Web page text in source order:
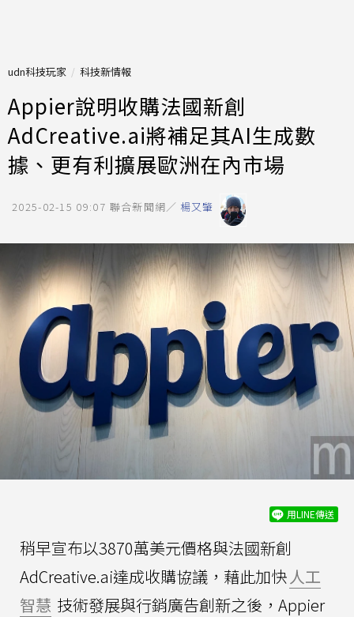
udn科技玩家 科技新情報
Appier說明收購法國新創
AdCreative.ai將補足其AI生成數
據、更有利擴展歐洲在內市場
2025-02-15 09:07 聯合新聞網／ 楊又肇
用LINE傳送
稍早宣布以3870萬美元價格與法國新創
AdCreative.ai達成收購協議，藉此加快 人工
智慧 技術發展與行銷廣告創新之後，Appier